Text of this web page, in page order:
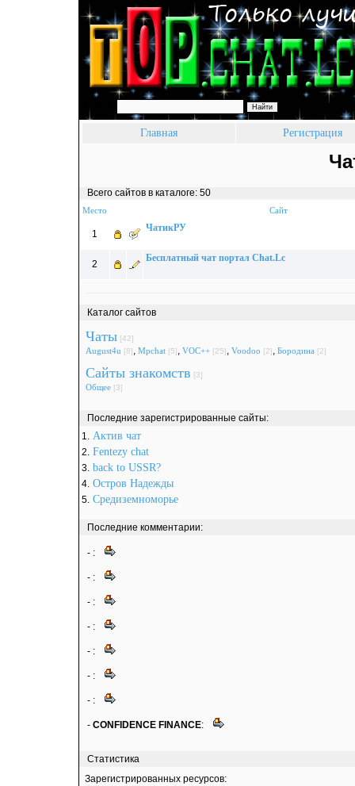
Главная Регистрация
Всего сайтов в каталоге: 50
Место Сайт
1
ЧатикРУ
2
Бесплатный чат портал Chat.Lc
Каталог сайтов
Чаты [42]
August4u [8], Mpchat [5], VOC++ [25], Voodoo [2], Бородина [2]
Сайты знакомств [3]
Общее [3]
Последние зарегистрированные сайты:
1. Актив чат
2. Fentezy chat
3. back to USSR?
4. Остров Надежды
5. Средиземноморье
Последние комментарии:
- :
- :
- :
- :
- :
- :
- :
- CONFIDENCE FINANCE:
Статистика
Зарегистрированных ресурсов: